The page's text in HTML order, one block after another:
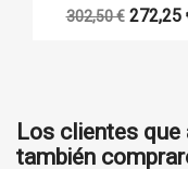
302,50 € 272,25
Los clientes
también